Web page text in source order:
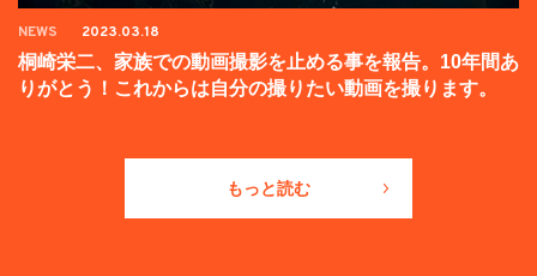
NEWS 2023.03.18
桐崎栄二、家族での動画撮影を止める事を報告。10年間あ
りがとう！これからは自分の撮りたい動画を撮ります。
もっと読む